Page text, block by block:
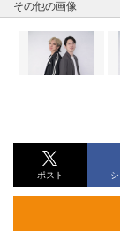
その他の画像
ポスト